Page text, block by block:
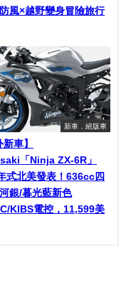
風×越野變身冒險旅行
新車．絕版車
新車】
「Ninja ZX-6R」
式北美發表！636cc四
銀/暮光藍新色
KIBS電控，11,599美